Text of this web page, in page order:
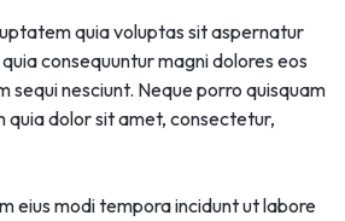
quia voluptas sit aspernatur
consequuntur magni dolores eos
sequi nesciunt. Neque porro quisquam
quia dolor sit amet, consectetur,
eius modi tempora incidunt ut labore